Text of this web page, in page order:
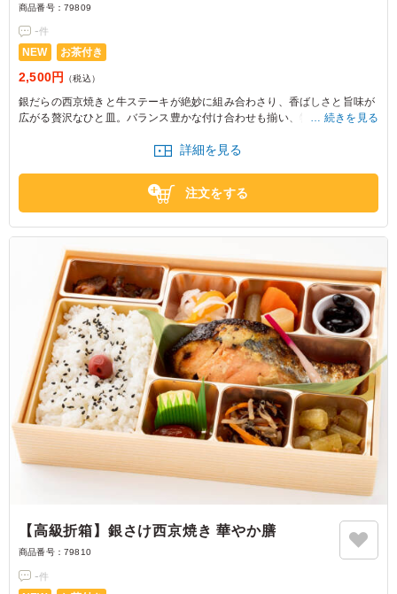
商品番号： 79809
-件
NEW お茶付き
2,500円 （税込）
銀だらの西京焼きと牛ステーキが絶妙に組み合わさり、香ばしさと旨味が
広がる贅沢なひと皿。バランス豊かな付け合わせも揃い、特別なお集まり
続きを見る
詳細を見る
注文をする
【高級折箱】銀さけ西京焼き 華やか膳
商品番号： 79810
-件